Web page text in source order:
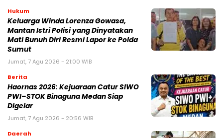
Hukum
Keluarga Winda Lorenza Gowasa,
Mantan Istri Polisi yang Dinyatakan
Mati Bunuh Diri Resmi Lapor ke Polda
Sumut
Jumat, 7 Agu 2026 - 21:00 WIB
Berita
Haornas 2026: Kejuaraan Catur SIWO
PWI–STOK Binaguna Medan Siap
Digelar
Jumat, 7 Agu 2026 - 20:56 WIB
Daerah